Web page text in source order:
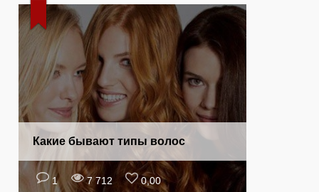
1 7 712 0,00
Какие бывают типы волос